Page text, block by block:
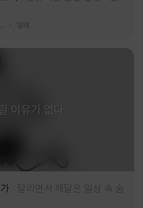
알레
이유가 없다
달리면서 깨달은 일상 속 숨